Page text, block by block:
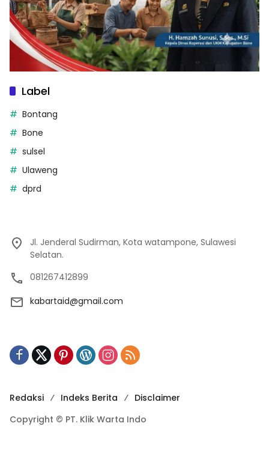
Label
Bontang
Bone
sulsel
Ulaweng
dprd
Jl. Jenderal Sudirman, Kota watampone, Sulawesi
Selatan.
081267412899
kabartaid@gmail.com
Redaksi Indeks Berita
Disclaimer
Copyright © PT. Klik Warta Indo